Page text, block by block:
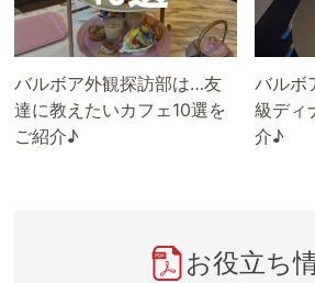
バルボア外観探訪部は…友
達に教えたいカフェ10選を
ご紹介♪
バルボ
級ディ
介♪
お役立ち